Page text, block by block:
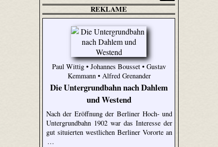
REKLAME
Paul Wittig • Johannes Bousset • Gustav
Kemmann • Alfred Grenander
Die Untergrundbahn nach Dahlem
und Westend
Nach der Eröffnung der Berliner Hoch- und
Untergrundbahn 1902 war das Interesse der
gut situierten westlichen Berliner Vororte an
…